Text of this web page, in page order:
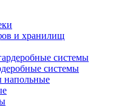
и хранилищ
системы
напольные